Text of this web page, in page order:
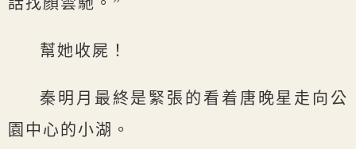
話找顏雲馳。”
幫她收屍！
秦明月最終是緊張的看着唐晚星走向公
園中心的小湖。